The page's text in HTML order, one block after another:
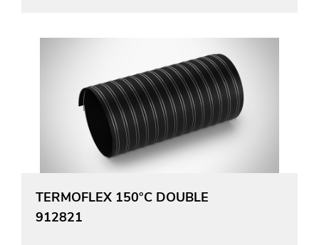
TERMOFLEX 150°C DOUBLE
912821